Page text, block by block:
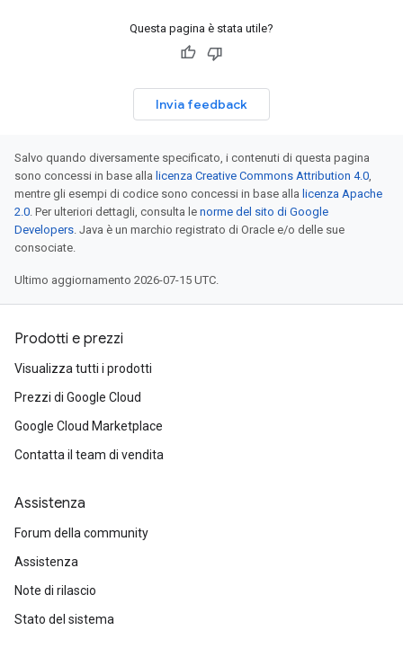
Questa pagina è stata utile?
Invia feedback
Salvo quando diversamente specificato, i contenuti di questa pagina
sono concessi in base alla licenza Creative Commons Attribution 4.0,
mentre gli esempi di codice sono concessi in base alla licenza Apache
2.0. Per ulteriori dettagli, consulta le norme del sito di Google
Developers. Java è un marchio registrato di Oracle e/o delle sue
consociate.
Ultimo aggiornamento 2026-07-15 UTC.
Prodotti e prezzi
Visualizza tutti i prodotti
Prezzi di Google Cloud
Google Cloud Marketplace
Contatta il team di vendita
Assistenza
Forum della community
Assistenza
Note di rilascio
Stato del sistema